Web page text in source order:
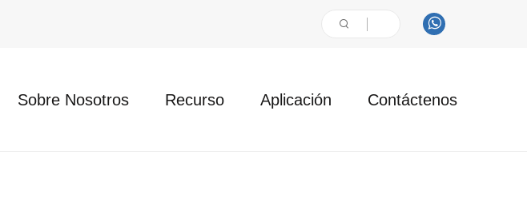
Sobre Nosotros Recurso Aplicación Contáctenos